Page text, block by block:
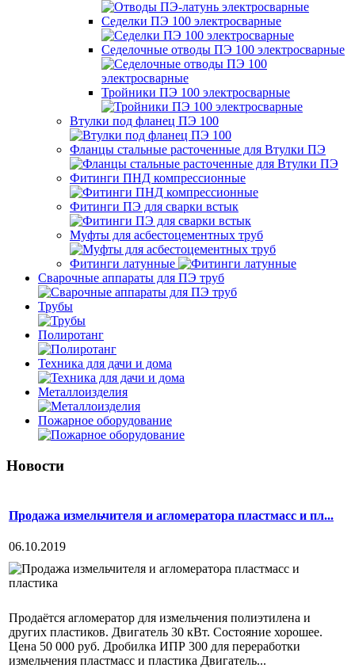
Седелки ПЭ 100 электросварные
Седелочные отводы ПЭ 100 электросварные
Тройники ПЭ 100 электросварные
Втулки под фланец ПЭ 100
Фланцы стальные расточенные для Втулки ПЭ
Фитинги ПНД компрессионные
Фитинги ПЭ для сварки встык
Муфты для асбестоцементных труб
Фитинги латунные
Сварочные аппараты для ПЭ труб
Трубы
Полиротанг
Техника для дачи и дома
Металлоизделия
Пожарное оборудование
Новости
Продажа измельчителя и агломератора пластмасс и пл...
06.10.2019
Продаётся агломератор для измельчения полиэтилена и
других пластиков. Двигатель 30 кВт. Состояние хорошее.
Цена 50 000 руб. Дробилка ИПР 300 для переработки
измельчения пластмасс и пластика Двигатель...